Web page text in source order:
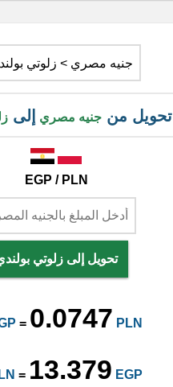
تحويل من جنيه مصري إلى
EGP / PLN
تحويل إلى زلوتي
= 0.0747 PLN
= 13.379 EGP